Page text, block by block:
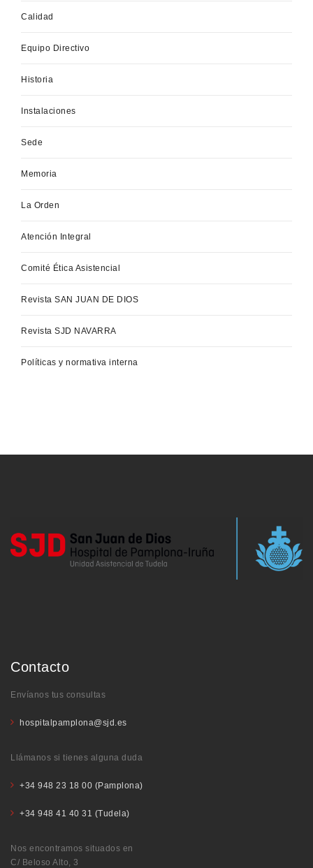
Calidad
Equipo Directivo
Historia
Instalaciones
Sede
Memoria
La Orden
Atención Integral
Comité Ética Asistencial
Revista SAN JUAN DE DIOS
Revista SJD NAVARRA
Políticas y normativa interna
Contacto
Envíanos tus consultas
hospitalpamplona@sjd.es
Llámanos si tienes alguna duda
+34 948 23 18 00 (Pamplona)
+34 948 41 40 31 (Tudela)
Nos encontramos situados en
C/ Beloso Alto, 3